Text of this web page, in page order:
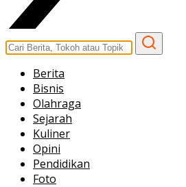
Berita
Bisnis
Olahraga
Sejarah
Kuliner
Opini
Pendidikan
Foto